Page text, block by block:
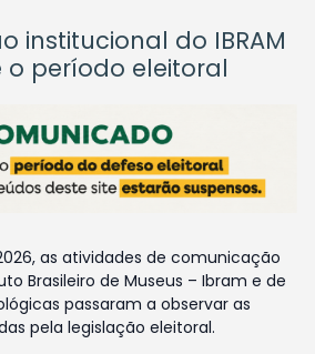
institucional do IBRAM
período eleitoral
as atividades de comunicação
Brasileiro de Museus – Ibram e de
passaram a observar as
pela legislação eleitoral.